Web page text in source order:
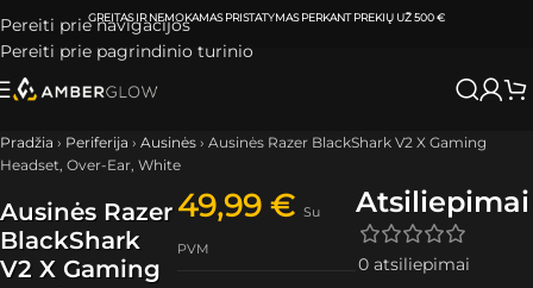
Pereiti prie navigacijos
Pereiti prie pagrindinio turinio
ATSIIMKITE UŽSAKYMĄKLAIPĖDOJE IR VILNIUJEPER0-3 DARBO DIENAS.
Pradžia › Periferija › Ausinės › Ausinės Razer BlackShark V2 X Gaming
Headset, Over-Ear, White
Ausinės Razer
BlackShark
V2 X Gaming
49,99€ Su
PVM
Atsiliepimai
0 atsiliepimai